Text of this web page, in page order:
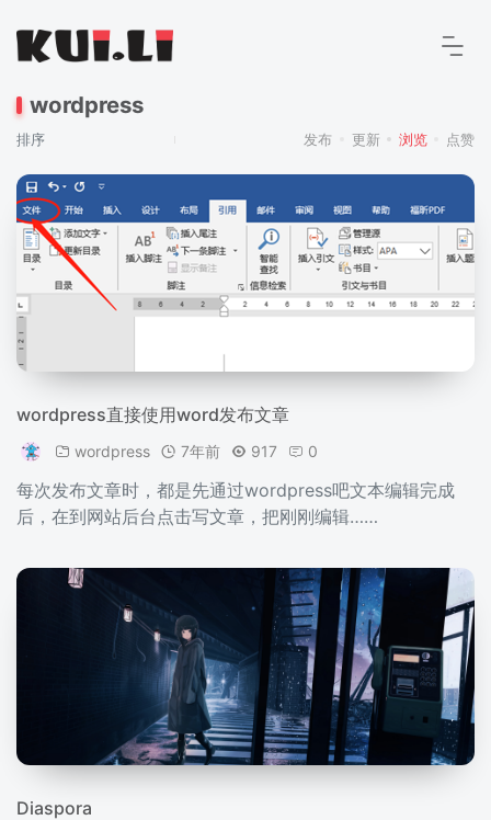
wordpress
排序 发布 更新 浏览 点赞
wordpress直接使用word发布文章
wordpress 7年前 917 0
每次发布文章时，都是先通过wordpress吧文本编辑完成
后，在到网站后台点击写文章，把刚刚编辑……
Diaspora